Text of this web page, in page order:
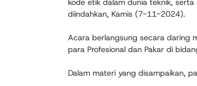
diindahkan, Kamis (7-11-2024).
Acara berlangsung secara daring
para Profesional dan Pakar di
Dalam materi yang disampaikan,